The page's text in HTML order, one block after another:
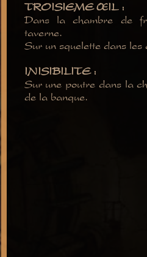
TROISIEME ŒIL :
Dans la chambre de
taverne.
Sur un squelette dans les
INISIBILITE :
Sur une poutre dans la
de la banque.